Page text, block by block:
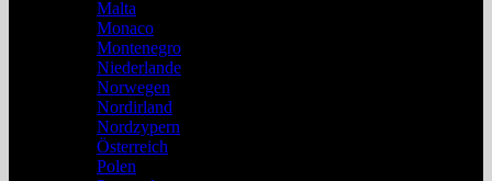
Malta
Monaco
Montenegro
Niederlande
Norwegen
Nordirland
Nordzypern
Österreich
Polen